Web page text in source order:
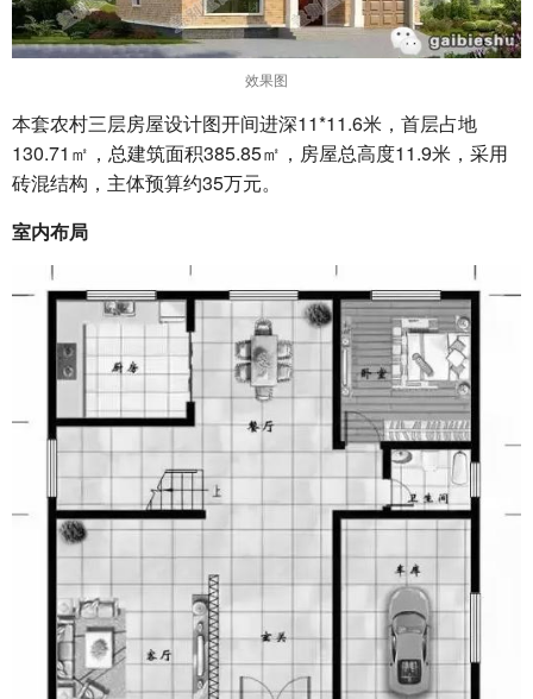
效果图
本套农村三层房屋设计图开间进深11*11.6米，首层占地
130.71㎡，总建筑面积385.85㎡，房屋总高度11.9米，采用
砖混结构，主体预算约35万元。
室内布局